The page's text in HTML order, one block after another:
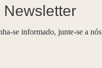
Newsletter
se informado, junte-se a nós